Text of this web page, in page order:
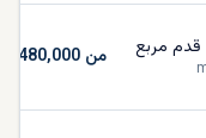
قدم مربع من AED 3,480,000